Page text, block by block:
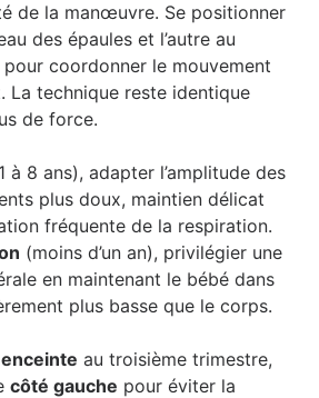
de la manœuvre. Se positionner
des épaules et l’autre au
pour coordonner le mouvement
La technique reste identique
de force.
à 8 ans), adapter l’amplitude des
plus doux, maintien délicat
fréquente de la respiration.
(moins d’un an), privilégier une
en maintenant le bébé dans
plus basse que le corps.
au troisième trimestre,
côté gauche pour éviter la